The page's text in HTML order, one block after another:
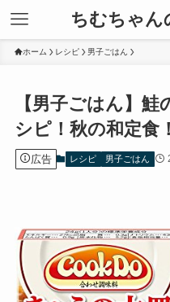
ちむちゃん
ホーム レシピ 男子ごはん
【男子ごはん】
シピ！秋の和定食
広告 レシピ 男子ごはん